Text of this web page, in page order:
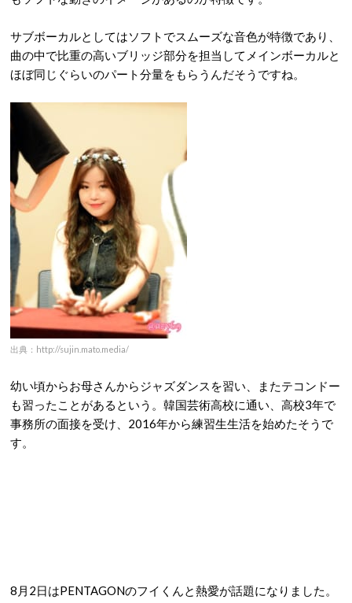
サブボーカルとしてはソフトでスムーズな音色が特徴であり、
曲の中で比重の高いブリッジ部分を担当してメインボーカルと
ほぼ同じぐらいのパート分量をもらうんだそうですね。
出典：http://sujin.mato.media/
幼い頃からお母さんからジャズダンスを習い、またテコンドー
も習ったことがあるという。韓国芸術高校に通い、高校3年で
事務所の面接を受け、2016年から練習生生活を始めたそうで
す。
8月2日はPENTAGONのフイくんと熱愛が話題になりました。